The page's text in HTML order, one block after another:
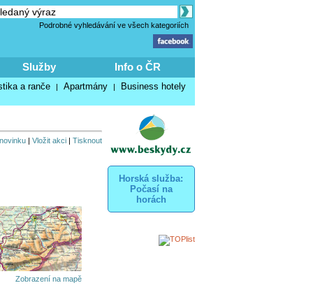
Podrobné vyhledávání ve všech kategoriích
Služby Info o ČR
a ranče | Apartmány | Business hotely
| Vložit akci| Tisknout
Zobrazení na mapě
Horská služba:
Počasí na
horách